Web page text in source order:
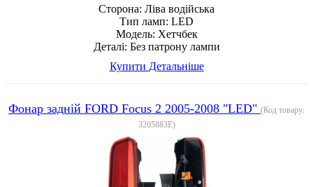
Сторона: Ліва водійська
Тип ламп: LED
Модель: Хетчбек
Деталі: Без патрону лампи
Купити Детальніше
Фонар задній FORD Focus 2 2005-2008 "LED" (Код товару:
3205883E)